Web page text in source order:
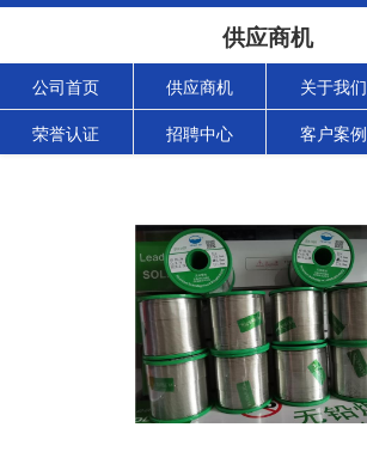
供应商机
公司首页 供应商机 关于我们
荣誉认证 招聘中心 客户案例